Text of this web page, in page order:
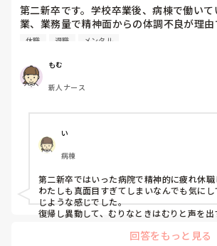
第二新卒です。学校卒業後、病棟で働い
業、業務量で精神面からの体調不良が理
ました。
てくれる。それは悪いことではなく、病院
助かっている。でも、ある程度力の抜き方
くなってしまう」と言われました。
自分でも気を張りすぎ、真面目すぎると
の働き方では、体調不良を繰り返してし
す。ただ、「ある程度」とか「力を抜く」
今後、新しい職場でやっていくのがとても
休職 退職 メンタル
もむ
新人ナース
い
病棟
第二新卒ではいった病院で精神的に疲れ休職
わたしも真面目すぎてしまいなんでも気に
じような感じでした。
復帰し異動して、むりなときはむりと声を
やっぱり気にするところは気にしてしんどく
回答をもっと見る